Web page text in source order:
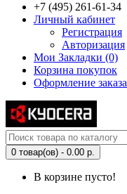
+7 (495) 261-61-34
Личный кабинет
Регистрация
Авторизация
Мои Закладки (0)
Корзина покупок
Оформление заказа
0 товар(ов) - 0.00 р.
В корзине пусто!